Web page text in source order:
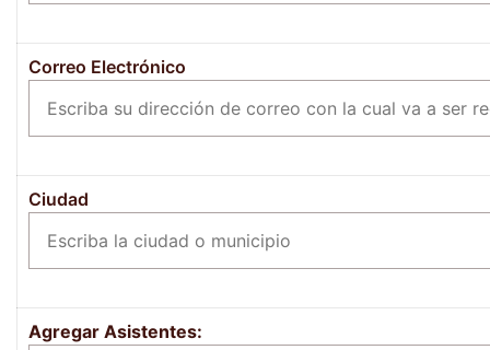
Correo Electrónico
Ciudad
Agregar Asistentes: